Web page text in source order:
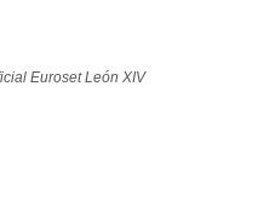
Euroset León XIV